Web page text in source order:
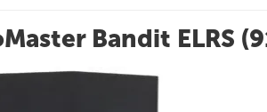
Bandit ELRS